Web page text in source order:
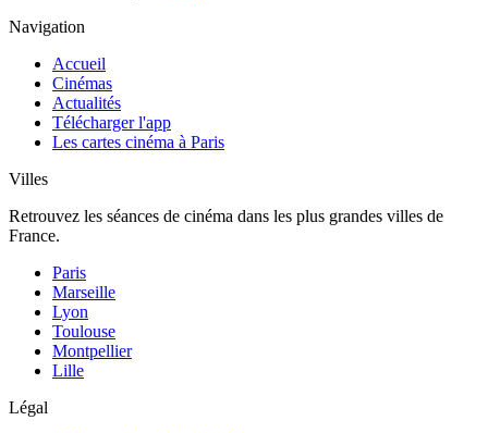
Navigation
Accueil
Cinémas
Actualités
Télécharger l'app
Les cartes cinéma à Paris
Villes
Retrouvez les séances de cinéma dans les plus grandes villes de
France.
Paris
Marseille
Lyon
Toulouse
Montpellier
Lille
Légal